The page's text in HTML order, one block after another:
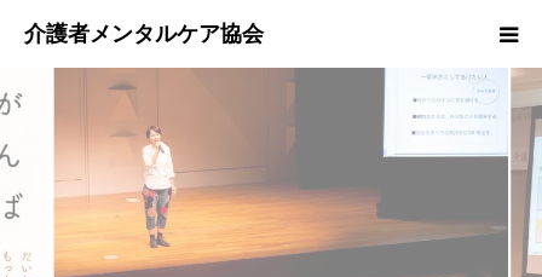
著書・メディア・講演会実績
取材等のお問い合わせ